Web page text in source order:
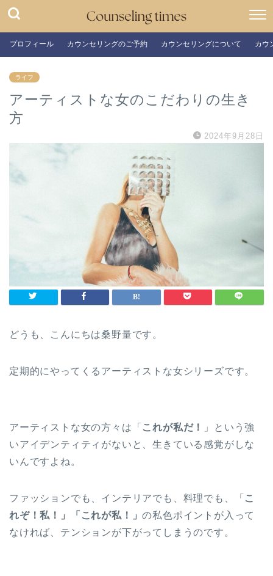
プロフィール カウンセリングのご予約 カウンセリングについて カウ
ライフ
アーティストな女のこだわりの生き
方
2024年9月28日
どうも、こんにちは桑野量です。
定期的にやってくるアーティストな女シリーズです。
アーティストな女の方々は「 これが私だ！
」という強
いアイデンティティがないと、生きている感覚がしな
いんですよね。
ファッションでも、インテリアでも、料理でも、「 こ
れぞ！私！」「これが私！」の私色ポイントが入って
なければ、テンションが下がってしまうのです。